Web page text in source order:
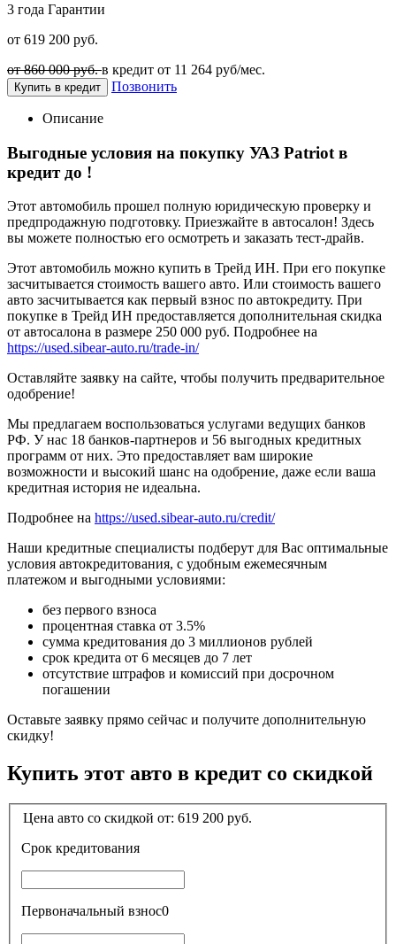
3 года Гарантии
от 619 200 руб.
от 860 000 руб.в кредит от 11 264 руб/мес.
Купить в кредит Позвонить
Описание
Выгодные условия на покупку УАЗ Patriot в
кредит до !
Этот автомобиль прошел полную юридическую проверку и
предпродажную подготовку. Приезжайте в автосалон! Здесь
вы можете полностью его осмотреть и заказать тест-драйв.
Этот автомобиль можно купить в Трейд ИН. При его покупке
засчитывается стоимость вашего авто. Или стоимость вашего
авто засчитывается как первый взнос по автокредиту. При
покупке в Трейд ИН предоставляется дополнительная скидка
от автосалона в размере 250 000 руб. Подробнее на
https://used.sibear-auto.ru/trade-in/
Оставляйте заявку на сайте, чтобы получить предварительное
одобрение!
Мы предлагаем воспользоваться услугами ведущих банков
РФ. У нас 18 банков-партнеров и 56 выгодных кредитных
программ от них. Это предоставляет вам широкие
возможности и высокий шанс на одобрение, даже если ваша
кредитная история не идеальна.
Подробнее на https://used.sibear-auto.ru/credit/
Наши кредитные специалисты подберут для Вас оптимальные
условия автокредитования, с удобным ежемесячным
платежом и выгодными условиями:
без первого взноса
процентная ставка от 3.5%
сумма кредитования до 3 миллионов рублей
срок кредита от 6 месяцев до 7 лет
отсутствие штрафов и комиссий при досрочном
погашении
Оставьте заявку прямо сейчас и получите дополнительную
скидку!
Купить этот авто в кредит со скидкой
Цена авто со скидкой от: 619 200 руб.
Срок кредитования
Первоначальный взнос0